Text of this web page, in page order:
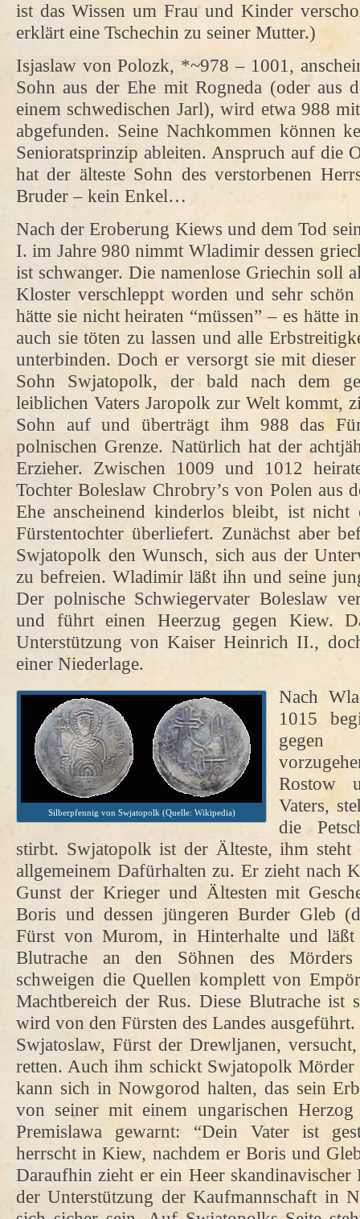
ist das Wissen um Frau und Kinder
erklärt eine Tschechin zu seiner Mutter.)
Isjaslaw von Polozk, *~978 – 1001,
Sohn aus der Ehe mit Rogneda (oder aus
einem schwedischen Jarl), wird etwa 988
abgefunden. Seine Nachkommen können
Senioratsprinzip ableiten. Anspruch auf die
hat der älteste Sohn des verstorbenen
Bruder – kein Enkel…
Nach der Eroberung Kiews und dem Tod
I. im Jahre 980 nimmt Wladimir dessen
ist schwanger. Die namenlose Griechin soll
Kloster verschleppt worden und sehr
hätte sie nicht heiraten “müssen” – es hätte
auch sie töten zu lassen und alle
unterbinden. Doch er versorgt sie mit dieser
Sohn Swjatopolk, der bald nach dem
leiblichen Vaters Jaropolk zur Welt kommt,
Sohn auf und überträgt ihm 988 das
polnischen Grenze. Natürlich hat der
Erzieher. Zwischen 1009 und 1012
Tochter Boleslaw Chrobry’s von Polen aus
Ehe anscheinend kinderlos bleibt, ist nicht
Fürstentochter überliefert. Zunächst aber
Swjatopolk den Wunsch, sich aus der
zu befreien. Wladimir läßt ihn und seine
Der polnische Schwiegervater Boleslaw
und führt einen Heerzug gegen Kiew.
Unterstützung von Kaiser Heinrich II.,
einer Niederlage.
Silberpfennig von Swjatopolk (Quelle: Wikipedia)
Nach
1015
gegen
Rostow
Vaters,
die
stirbt. Swjatopolk ist der Älteste, ihm steht
allgemeinem Dafürhalten zu. Er zieht nach
Gunst der Krieger und Ältesten mit
Boris und dessen jüngeren Burder Gleb
Fürst von Murom, in Hinterhalte und
Blutrache an den Söhnen des Mörders
schweigen die Quellen komplett von
Machtbereich der Rus. Diese Blutrache ist
wird von den Fürsten des Landes ausgeführt.
Swjatoslaw, Fürst der Drewljanen,
retten. Auch ihm schickt Swjatopolk
kann sich in Nowgorod halten, das sein
von seiner mit einem ungarischen Herzog
Premislawa gewarnt: “Dein Vater ist
herrscht in Kiew, nachdem er Boris und
Daraufhin zieht er ein Heer skandinavischer
der Unterstützung der Kaufmannschaft in